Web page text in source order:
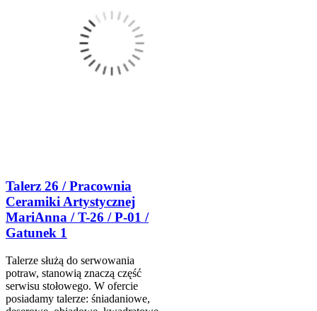
Talerz 26 / Pracownia
Ceramiki Artystycznej
MariAnna / T-26 / P-01 /
Gatunek 1
Talerze służą do serwowania
potraw, stanowią znaczą część
serwisu stołowego. W ofercie
posiadamy talerze: śniadaniowe,